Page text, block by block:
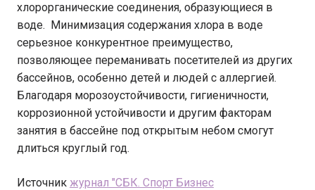
хлорорганические соединения, образующиеся в
воде. Минимизация содержания хлора в воде
серьезное конкурентное преимущество,
позволяющее переманивать посетителей из других
бассейнов, особенно детей и людей с аллергией.
Благодаря морозоустойчивости, гигиеничности,
коррозионной устойчивости и другим факторам
занятия в бассейне под открытым небом смогут
длиться круглый год.
Источник журнал "СБК. Спорт Бизнес